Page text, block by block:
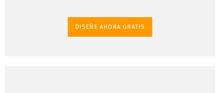
DISEÑE AHORA GRATIS